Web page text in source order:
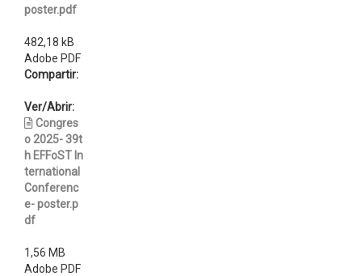
poster.pdf
482,18 kB
Adobe PDF
Compartir:
Ver/Abrir:
Congres
o 2025- 39t
h EFFoST In
ternational
Conferenc
e- poster.p
df
1,56 MB
Adobe PDF